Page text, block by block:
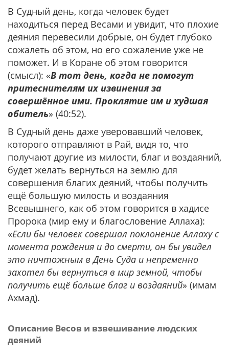
В Судный день, когда человек будет
находиться перед Весами и увидит, что плохие
деяния перевесили добрые, он будет глубоко
сожалеть об этом, но его сожаление уже не
поможет. И в Коране об этом говорится
(смысл): «В тот день, когда не помогут
притеснителям их извинения за
совершённое ими. Проклятие им и худшая
обитель» (40:52).
В Судный день даже уверовавший человек,
которого отправляют в Рай, видя то, что
получают другие из милости, благ и воздаяний,
будет желать вернуться на землю для
совершения благих деяний, чтобы получить
ещё большую милость и воздаяния
Всевышнего, как об этом говорится в хадисе
Пророка (мир ему и благословение Аллаха):
«Если бы человек совершал поклонение Аллаху с
момента рождения и до смерти, он бы увидел
это ничтожным в День Суда и непременно
захотел бы вернуться в мир земной, чтобы
получить ещё больше благ и воздаяний» (имам
Ахмад).
Описание Весов и взвешивание людских
деяний